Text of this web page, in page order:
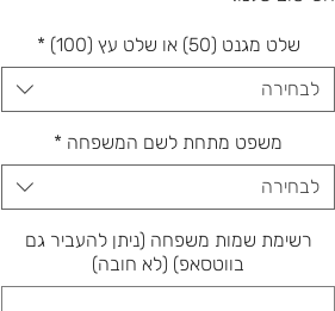
שלט מגנט (50) או שלט עץ (100)
*
לבחירה
משפט מתחת לשם המשפחה *
לבחירה
רשימת שמות משפחה (ניתן להעביר גם
בווטסאפ) (לא חובה)